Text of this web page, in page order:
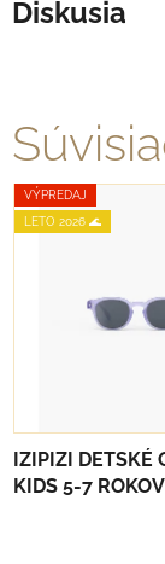
Diskusia
VÝPREDAJ
LETO 2026 🌊
IZIPIZI DETSKÉ
KIDS 5-7